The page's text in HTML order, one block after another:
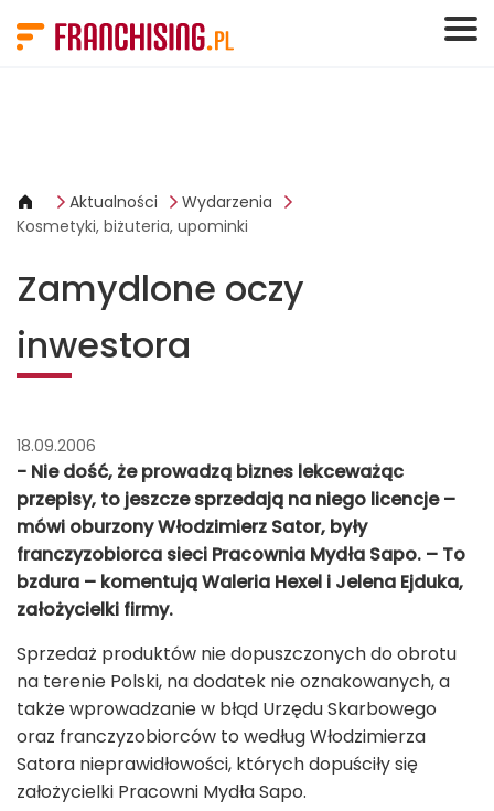
Aktualności
Wydarzenia
Kosmetyki, biżuteria, upominki
Zamydlone oczy
inwestora
18.09.2006
- Nie dość, że prowadzą biznes lekceważąc
przepisy, to jeszcze sprzedają na niego licencje –
mówi oburzony Włodzimierz Sator, były
franczyzobiorca sieci Pracownia Mydła Sapo. – To
bzdura – komentują Waleria Hexel i Jelena Ejduka,
założycielki firmy.
Sprzedaż produktów nie dopuszczonych do obrotu
na terenie Polski, na dodatek nie oznakowanych, a
także wprowadzanie w błąd Urzędu Skarbowego
oraz franczyzobiorców to według Włodzimierza
Satora nieprawidłowości, których dopuściły się
założycielki Pracowni Mydła Sapo.